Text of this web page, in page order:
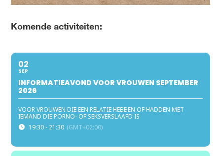
Komende activiteiten:
02
SEP
INFORMATIEAVOND VOOR VROUWEN SEPTEMBER
2026
VOOR VROUWEN DIE EEN RELATIE HEBBEN OF HADDEN MET
IEMAND DIE PORNO- OF SEKSVERSLAAFD IS
19:30 - 21:30 (GMT+02:00)